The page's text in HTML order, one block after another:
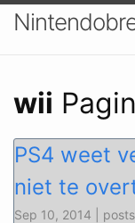
wii
PS4 weet
niet te
Sep 10, 2014 | posts